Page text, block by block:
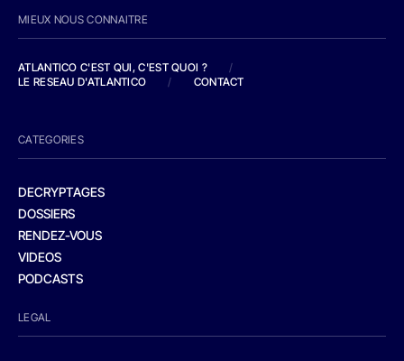
MIEUX NOUS CONNAITRE
ATLANTICO C'EST QUI, C'EST QUOI ?
/
LE RESEAU D'ATLANTICO
/ CONTACT
CATEGORIES
DECRYPTAGES
DOSSIERS
RENDEZ-VOUS
VIDEOS
PODCASTS
LEGAL